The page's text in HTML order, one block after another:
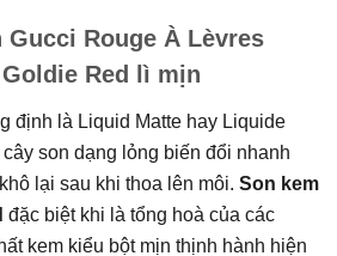
Gucci Rouge À Lèvres
Red lì mịn
định là Liquid Matte hay Liquide
son dạng lỏng biến đổi nhanh
lại sau khi thoa lên môi. Son kem
đặc biệt khi là tổng hoà của các
kem kiểu bột mịn thịnh hành hiện